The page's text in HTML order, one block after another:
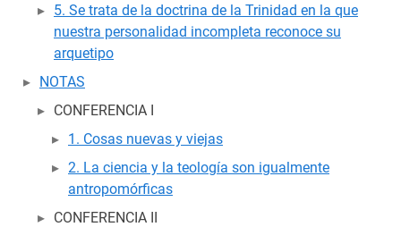
5. Se trata de la doctrina de la Trinidad en la que
nuestra personalidad incompleta reconoce su
arquetipo
NOTAS
CONFERENCIA I
1. Cosas nuevas y viejas
2. La ciencia y la teología son igualmente
antropomórficas
CONFERENCIA II